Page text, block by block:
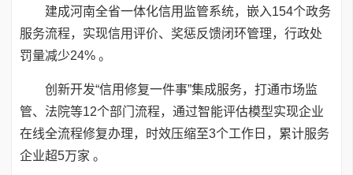
建成河南全省一体化信用监管系统，嵌入154个政务
服务流程，实现信用评价、奖惩反馈闭环管理，行政处
罚量减少24% 。
创新开发“信用修复一件事”集成服务，打通市场监
管、法院等12个部门流程，通过智能评估模型实现企业
在线全流程修复办理，时效压缩至3个工作日，累计服务
企业超5万家 。